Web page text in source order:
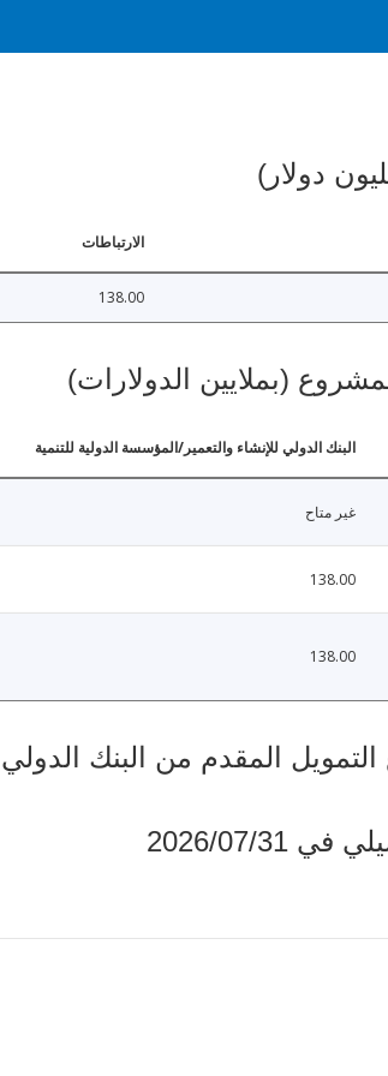
دولار)
الارتباطات
138.00
(بملايين الدولارات)
البنك الدولي للإنشاء والتعمير/المؤسسة الدولية للتنمية
غير متاح
138.00
138.00
المقدم من البنك الدولي
07/31